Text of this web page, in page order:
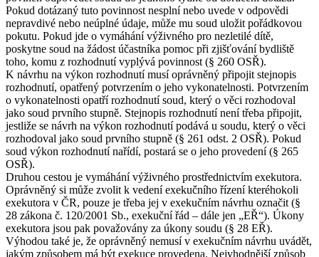
Pokud dotázaný tuto povinnost nesplní nebo uvede v odpovědi
nepravdivé nebo neúplné údaje, může mu soud uložit pořádkovou
pokutu. Pokud jde o vymáhání výživného pro nezletilé dítě,
poskytne soud na žádost účastníka pomoc při zjišťování bydliště
toho, komu z rozhodnutí vyplývá povinnost (§ 260 OSŘ).
K návrhu na výkon rozhodnutí musí oprávněný připojit stejnopis
rozhodnutí, opatřený potvrzením o jeho vykonatelnosti. Potvrzením
o vykonatelnosti opatří rozhodnutí soud, který o věci rozhodoval
jako soud prvního stupně. Stejnopis rozhodnutí není třeba připojit,
jestliže se návrh na výkon rozhodnutí podává u soudu, který o věci
rozhodoval jako soud prvního stupně (§ 261 odst. 2 OSŘ). Pokud
soud výkon rozhodnutí nařídí, postará se o jeho provedení (§ 265
OSŘ).
Druhou cestou je vymáhání výživného prostřednictvím exekutora.
Oprávněný si může zvolit k vedení exekučního řízení kteréhokoli
exekutora v ČR, pouze je třeba jej v exekučním návrhu označit (§
28 zákona č. 120/2001 Sb., exekuční řád – dále jen „EŘ“). Úkony
exekutora jsou pak považovány za úkony soudu (§ 28 EŘ).
Výhodou také je, že oprávněný nemusí v exekučním návrhu uvádět,
jakým způsobem má být exekuce provedena. Nejvhodnější způsob